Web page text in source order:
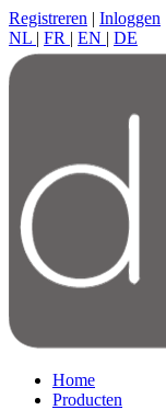
Registreren | Inloggen
NL | FR | EN | DE
Home
Producten